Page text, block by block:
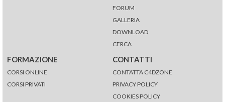
FORUM
GALLERIA
DOWNLOAD
CERCA
FORMAZIONE
CORSI ONLINE
CORSI PRIVATI
CONTATTI
CONTATTA C4DZONE
PRIVACY POLICY
COOKIES POLICY